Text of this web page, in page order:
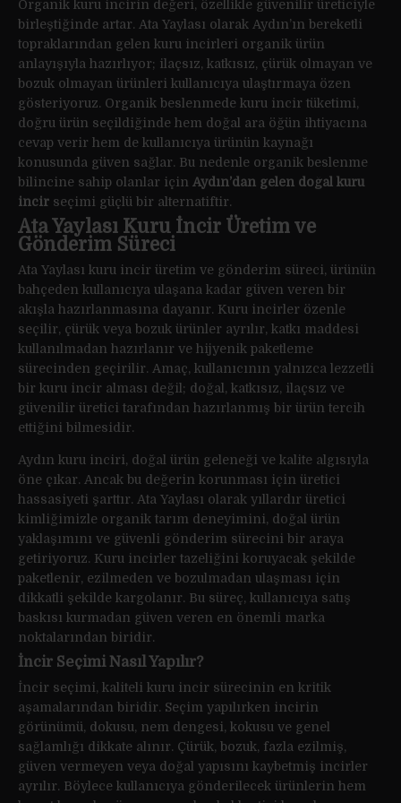
Organik kuru incirin değeri, özellikle güvenilir üreticiyle
birleştiğinde artar. Ata Yaylası olarak Aydın’ın bereketli
topraklarından gelen kuru incirleri organik ürün
anlayışıyla hazırlıyor; ilaçsız, katkısız, çürük olmayan ve
bozuk olmayan ürünleri kullanıcıya ulaştırmaya özen
gösteriyoruz. Organik beslenmede kuru incir tüketimi,
doğru ürün seçildiğinde hem doğal ara öğün ihtiyacına
cevap verir hem de kullanıcıya ürünün kaynağı
konusunda güven sağlar. Bu nedenle organik beslenme
bilincine sahip olanlar için Aydın’dan gelen doğal kuru
incir seçimi güçlü bir alternatiftir.
Ata Yaylası Kuru İncir Üretim ve
Gönderim Süreci
Ata Yaylası kuru incir üretim ve gönderim süreci, ürünün
bahçeden kullanıcıya ulaşana kadar güven veren bir
akışla hazırlanmasına dayanır. Kuru incirler özenle
seçilir, çürük veya bozuk ürünler ayrılır, katkı maddesi
kullanılmadan hazırlanır ve hijyenik paketleme
sürecinden geçirilir. Amaç, kullanıcının yalnızca lezzetli
bir kuru incir alması değil; doğal, katkısız, ilaçsız ve
güvenilir üretici tarafından hazırlanmış bir ürün tercih
ettiğini bilmesidir.
Aydın kuru inciri, doğal ürün geleneği ve kalite algısıyla
öne çıkar. Ancak bu değerin korunması için üretici
hassasiyeti şarttır. Ata Yaylası olarak yıllardır üretici
kimliğimizle organik tarım deneyimini, doğal ürün
yaklaşımını ve güvenli gönderim sürecini bir araya
getiriyoruz. Kuru incirler tazeliğini koruyacak şekilde
paketlenir, ezilmeden ve bozulmadan ulaşması için
dikkatli şekilde kargolanır. Bu süreç, kullanıcıya satış
baskısı kurmadan güven veren en önemli marka
noktalarından biridir.
İncir Seçimi Nasıl Yapılır?
İncir seçimi, kaliteli kuru incir sürecinin en kritik
aşamalarından biridir. Seçim yapılırken incirin
görünümü, dokusu, nem dengesi, kokusu ve genel
sağlamlığı dikkate alınır. Çürük, bozuk, fazla ezilmiş,
güven vermeyen veya doğal yapısını kaybetmiş incirler
ayrılır. Böylece kullanıcıya gönderilecek ürünlerin hem